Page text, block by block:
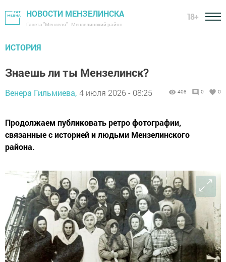
НОВОСТИ МЕНЗЕЛИНСКА
Газета "Мензеля" - Мензелинский район
18+
ИСТОРИЯ
Знаешь ли ты Мензелинск?
Венера Гильмиева, 4 июля 2026 - 08:25 408 0 0
Продолжаем публиковать ретро фотографии,
связанные с историей и людьми Мензелинского
района.